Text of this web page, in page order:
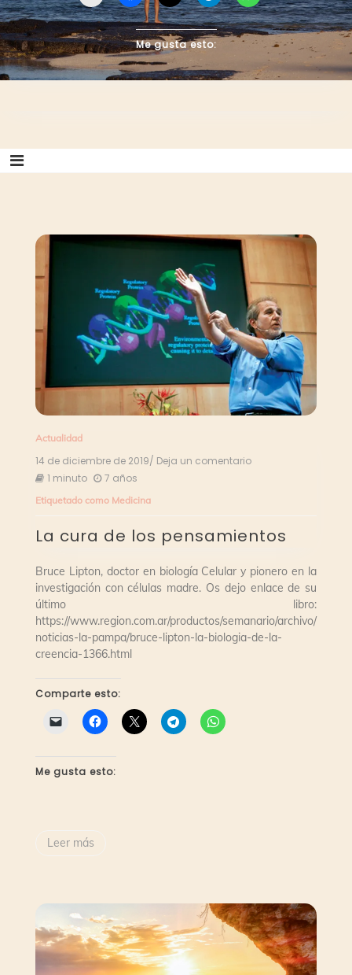
Me gusta esto:
Me gusta esto:
Me gusta esto:
Actualidad
14 de diciembre de 2019/ Deja un comentarioen
pensamientos
1 minuto 7 años
Etiquetado como Medicina
La cura de los pensamientos
Bruce Lipton, doctor en biología Celular y pionero en la
investigación con células madre. Os dejo enlace de su
último libro:
https://www.region.com.ar/productos/semanario/archivo/
noticias-la-pampa/bruce-lipton-la-biologia-de-la-
creencia-1366.html
Comparte esto:
Me gusta esto:
Leer más